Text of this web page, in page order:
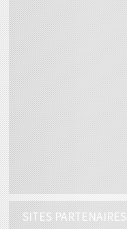
SITES PARTENAIRES